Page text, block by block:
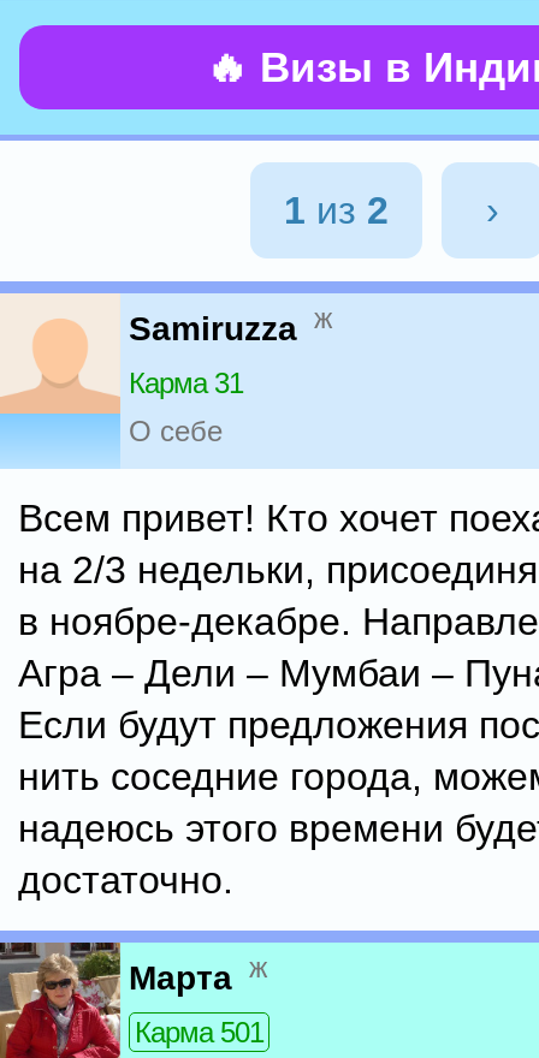
🔥 Визы в
1 из 2 ›
Samiruzza ж
Карма 31
О себе
Всем привет! Кто хочет
на 2/3 недельки,
в ноябре-декабре.
Агра – Дели – Мумбаи –
Если будут предложения
нить соседние города,
надеюсь этого времени
достаточно.
Марта ж
Карма 501